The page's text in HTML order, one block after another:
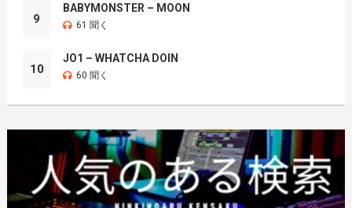
9
BABYMONSTER – MOON
61 聞く
10
JO1 – WHATCHA DOIN
60 聞く